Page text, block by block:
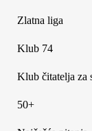
Zlatna liga
Klub 74
Klub čitatelja za
50+